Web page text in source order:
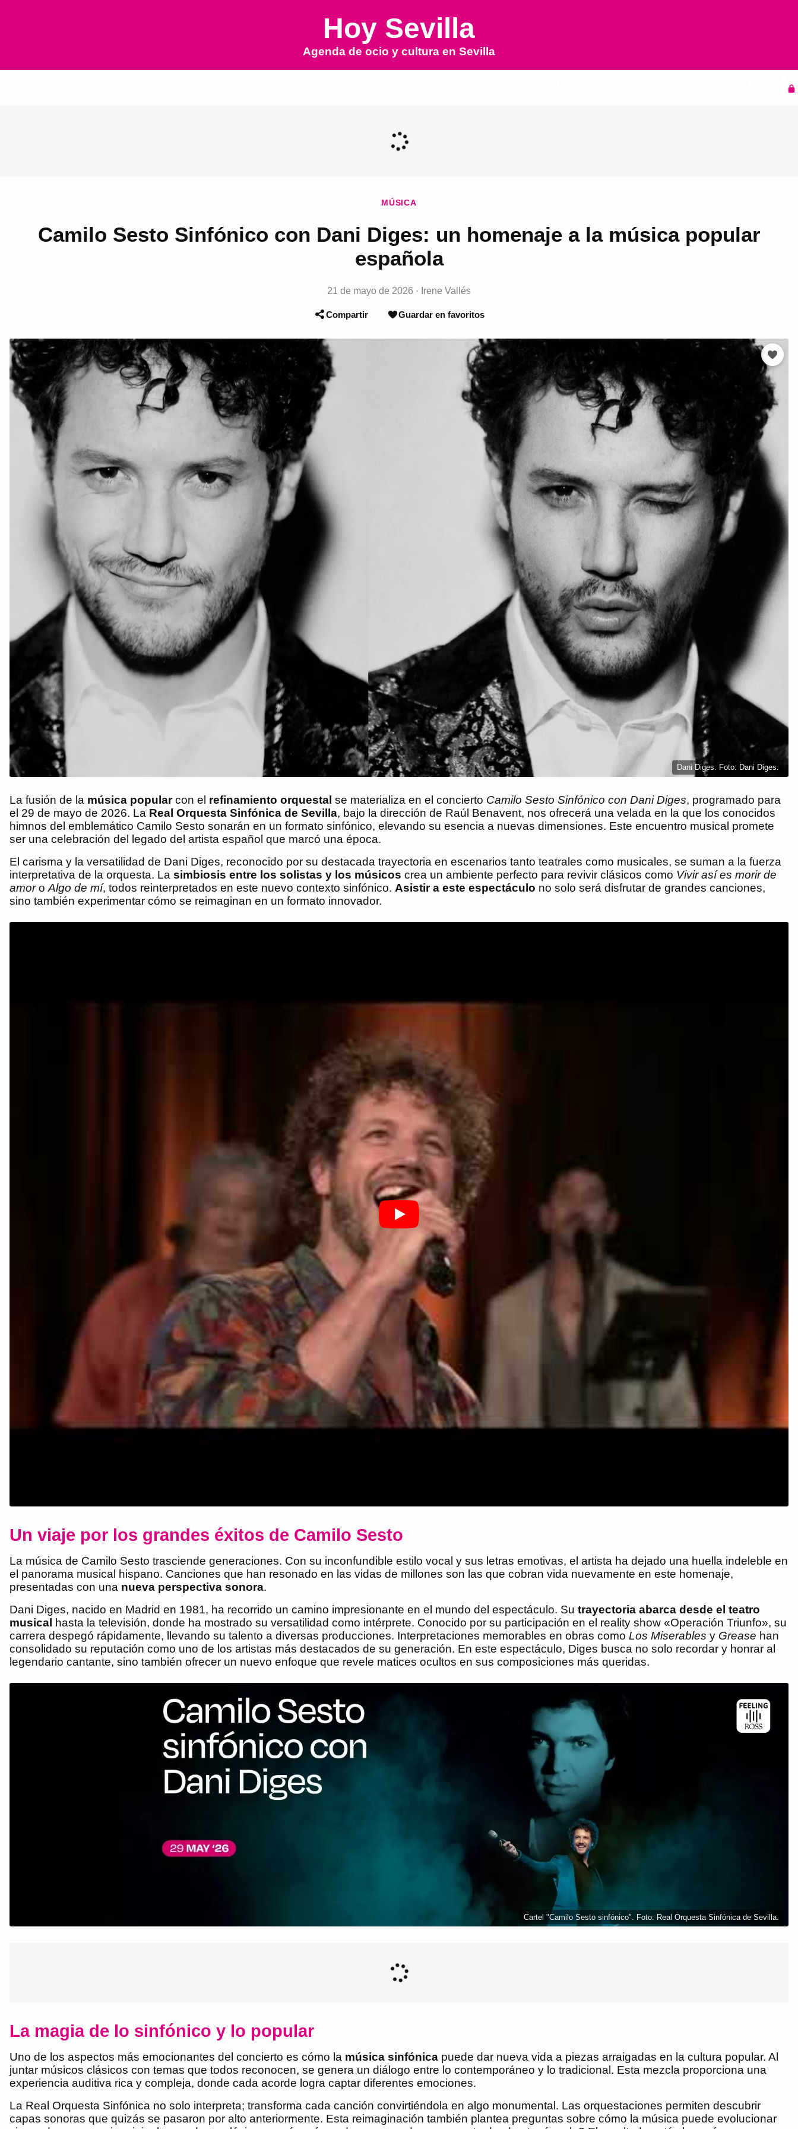
Hoy Sevilla
Agenda de ocio y cultura en Sevilla
MÚSICA
Camilo Sesto Sinfónico con Dani Diges: un homenaje a la música popular
española
21 de mayo de 2026 · Irene Vallés
Compartir Guardar en favoritos
Dani Diges. Foto: Dani Diges.
La fusión de la música popularcon el refinamiento orquestal se materializa en el concierto Camilo Sesto Sinfónico con Dani Diges, programado para
el 29 de mayo de 2026. La Real Orquesta Sinfónica de Sevilla, bajo la dirección de Raúl Benavent, nos ofrecerá una velada en la que los conocidos
himnos del emblemático Camilo Sesto sonarán en un formato sinfónico, elevando su esencia a nuevas dimensiones. Este encuentro musical promete
ser una celebración del legado del artista español que marcó una época.
El carisma y la versatilidad de Dani Diges, reconocido por su destacada trayectoria en escenarios tanto teatrales como musicales, se suman a la fuerza
interpretativa de la orquesta. La simbiosis entre los solistas y los músicos crea un ambiente perfecto para revivir clásicos como Vivir así es morir de
amoro Algo de mí, todos reinterpretados en este nuevo contexto sinfónico. Asistir a este espectáculo no solo será disfrutar de grandes canciones,
sino también experimentar cómo se reimaginan en un formato innovador.
Un viaje por los grandes éxitos de Camilo Sesto
La música de Camilo Sesto trasciende generaciones. Con su inconfundible estilo vocal y sus letras emotivas, el artista ha dejado una huella indeleble en
el panorama musical hispano. Canciones que han resonado en las vidas de millones son las que cobran vida nuevamente en este homenaje,
presentadas con una nueva perspectiva sonora.
Dani Diges, nacido en Madrid en 1981, ha recorrido un camino impresionante en el mundo del espectáculo. Su trayectoria abarca desde el teatro
musical hasta la televisión, donde ha mostrado su versatilidad como intérprete. Conocido por su participación en el reality show «Operación Triunfo», su
carrera despegó rápidamente, llevando su talento a diversas producciones. Interpretaciones memorables en obras como Los Miserables y Grease han
consolidado su reputación como uno de los artistas más destacados de su generación. En este espectáculo, Diges busca no solo recordar y honrar al
legendario cantante, sino también ofrecer un nuevo enfoque que revele matices ocultos en sus composiciones más queridas.
Cartel "Camilo Sesto sinfónico". Foto: Real Orquesta Sinfónica de Sevilla.
La magia de lo sinfónico y lo popular
Uno de los aspectos más emocionantes del concierto es cómo la música sinfónica puede dar nueva vida a piezas arraigadas en la cultura popular. Al
juntar músicos clásicos con temas que todos reconocen, se genera un diálogo entre lo contemporáneo y lo tradicional. Esta mezcla proporciona una
experiencia auditiva rica y compleja, donde cada acorde logra captar diferentes emociones.
La Real Orquesta Sinfónica no solo interpreta; transforma cada canción convirtiéndola en algo monumental. Las orquestaciones permiten descubrir
capas sonoras que quizás se pasaron por alto anteriormente. Esta reimaginación también plantea preguntas sobre cómo la música puede evolucionar